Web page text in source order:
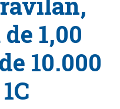
1,00
10.000